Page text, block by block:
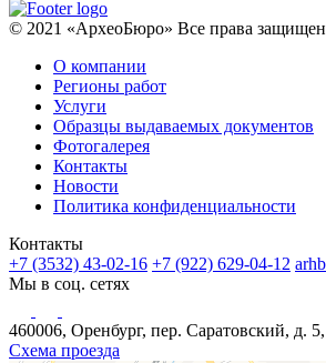
© 2021 «АрхеоБюро» Все права
О компании
Регионы работ
Услуги
Образцы выдаваемых документов
Фотогалерея
Контакты
Новости
Политика конфиденциальности
Контакты
+7 (3532) 43-02-16 +7 (922) 629-04-12
Мы в соц. сетях
460006, Оренбург, пер. Саратовский, д.
Схема проезда